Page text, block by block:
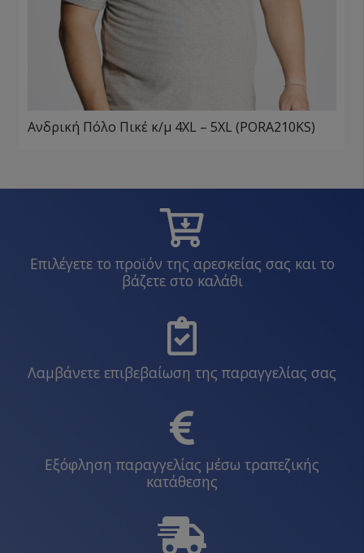
Ανδρική Πόλο Πικέ κ/μ 4XL – 5XL (PORA210KS)
Επιλέγετε το προϊόν της αρεσκείας σας και το
βάζετε στο καλάθι
Λαμβάνετε επιβεβαίωση της παραγγελίας σας
Εξόφληση παραγγελίας μέσω τραπεζικής
κατάθεσης